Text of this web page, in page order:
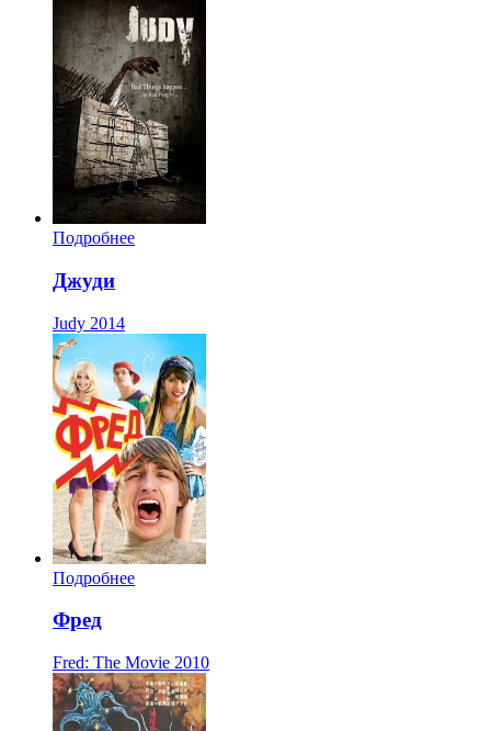
Подробнее
Джуди
Judy 2014
Подробнее
Фред
Fred: The Movie 2010